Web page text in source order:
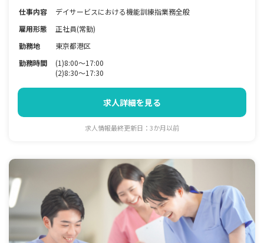
仕事内容
デイサービスにおける機能訓練指業務全般
雇用形態
正社員(常勤)
勤務地
東京都港区
勤務時間
(1)8:00～17:00
(2)8:30～17:30
求人詳細を見る
求人情報最終更新日：3か月以前